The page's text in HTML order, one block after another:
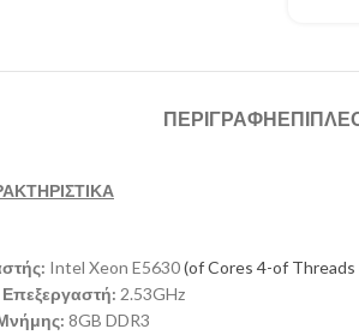
ΠΕΡΙΓΡΑΦΉ
Intel Xeon E5630(of Cores 4-of Threads
2.53GHz
8GB DDR3